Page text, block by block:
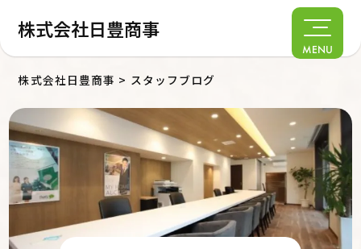
株式会社日豊商事
MENU
株式会社日豊商事 > スタッフブログ